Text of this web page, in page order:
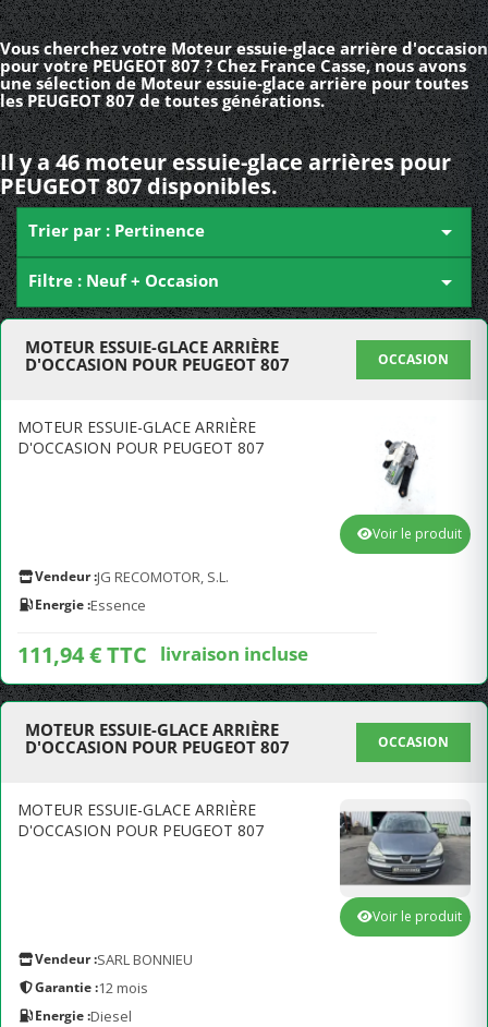
Vous cherchez votre Moteur essuie-glace arrière d'occasion
pour votre PEUGEOT 807 ? Chez France Casse, nous avons
une sélection de Moteur essuie-glace arrière pour toutes
les PEUGEOT 807 de toutes générations.
Il y a 46 moteur essuie-glace arrières pour
PEUGEOT 807 disponibles.
Trier par : Pertinence 
Filtre : Neuf + Occasion 
MOTEUR ESSUIE-GLACE ARRIÈRE
D'OCCASION POUR PEUGEOT 807
OCCASION
MOTEUR ESSUIE-GLACE ARRIÈRE
D'OCCASION POUR PEUGEOT 807
Vendeur :JG RECOMOTOR, S.L.
Energie :Essence
111,94 € TTC livraison incluse
Voir le produit
MOTEUR ESSUIE-GLACE ARRIÈRE
D'OCCASION POUR PEUGEOT 807
OCCASION
MOTEUR ESSUIE-GLACE ARRIÈRE
D'OCCASION POUR PEUGEOT 807
Vendeur :SARL BONNIEU
Garantie :12 mois
Energie :Diesel
Voir le produit